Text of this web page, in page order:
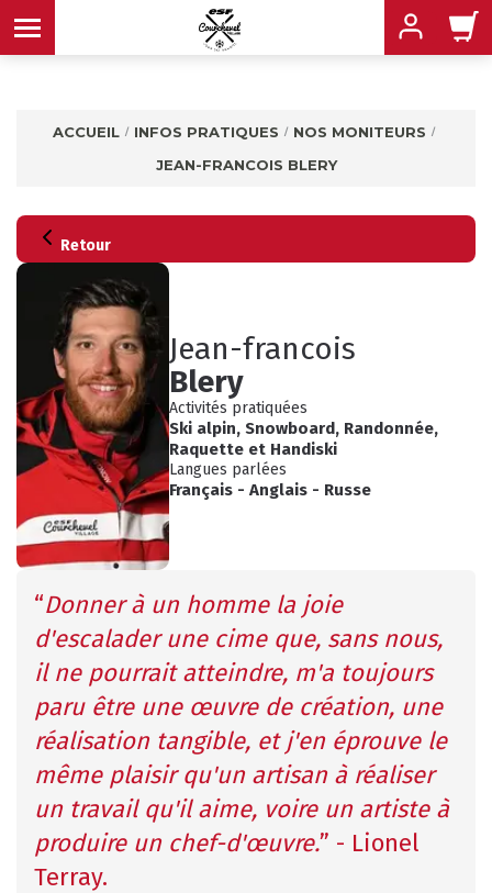
MENU
INFOS PRATIQUES
MENU
CONSEILS
MENU
AGENDA
ANIMATIONS
MENU
MENU
COURS COLLECTIFS
MENU
COURS PRIVÉS
RÉSERVER
ACCUEIL INFOS PRATIQUES
NOS MONITEURS
JEAN-FRANCOIS BLERY
Retour
Jean-francois
Blery
Activités pratiquées
Ski alpin, Snowboard, Randonnée,
Raquetteet Handiski
Langues parlées
Français - Anglais - Russe
“Donner à un homme la joie
d'escalader une cime que, sans nous,
il ne pourrait atteindre, m'a toujours
paru être une œuvre de création, une
réalisation tangible, et j'en éprouve le
même plaisir qu'un artisan à réaliser
un travail qu'il aime, voire un artiste à
produire un chef-d'œuvre.” - Lionel
Terray.